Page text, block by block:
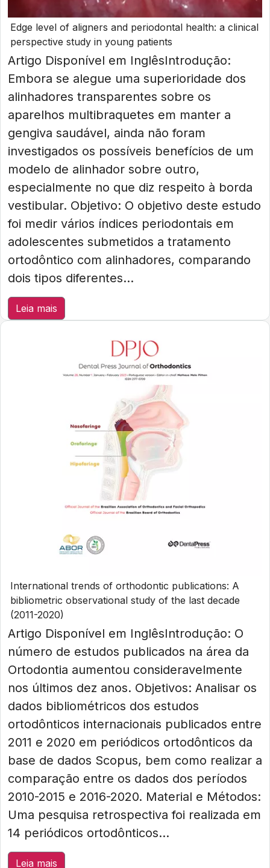
Edge level of aligners and periodontal health: a clinical
perspective study in young patients
Artigo Disponível em InglêsIntrodução:
Embora se alegue uma superioridade dos
alinhadores transparentes sobre os
aparelhos multibraquetes em manter a
gengiva saudável, ainda não foram
investigados os possíveis benefícios de um
modelo de alinhador sobre outro,
especialmente no que diz respeito à borda
vestibular. Objetivo: O objetivo deste estudo
foi medir vários índices periodontais em
adolescentes submetidos a tratamento
ortodôntico com alinhadores, comparando
dois tipos diferentes...
Leia mais
International trends of orthodontic publications: A
bibliometric observational study of the last decade
(2011-2020)
Artigo Disponível em InglêsIntrodução: O
número de estudos publicados na área da
Ortodontia aumentou consideravelmente
nos últimos dez anos. Objetivos: Analisar os
dados bibliométricos dos estudos
ortodônticos internacionais publicados entre
2011 e 2020 em periódicos ortodônticos da
base de dados Scopus, bem como realizar a
comparação entre os dados dos períodos
2010-2015 e 2016-2020. Material e Métodos:
Uma pesquisa retrospectiva foi realizada em
14 periódicos ortodônticos...
Leia mais